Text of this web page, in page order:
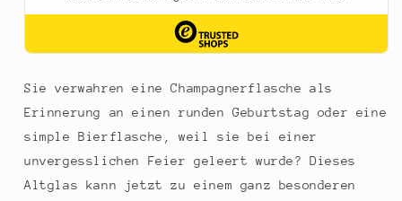
Sie verwahren eine Champagnerflasche als
Erinnerung an einen runden Geburtstag oder eine
simple Bierflasche, weil sie bei einer
unvergesslichen Feier geleert wurde? Dieses
Altglas kann jetzt zu einem ganz besonderen